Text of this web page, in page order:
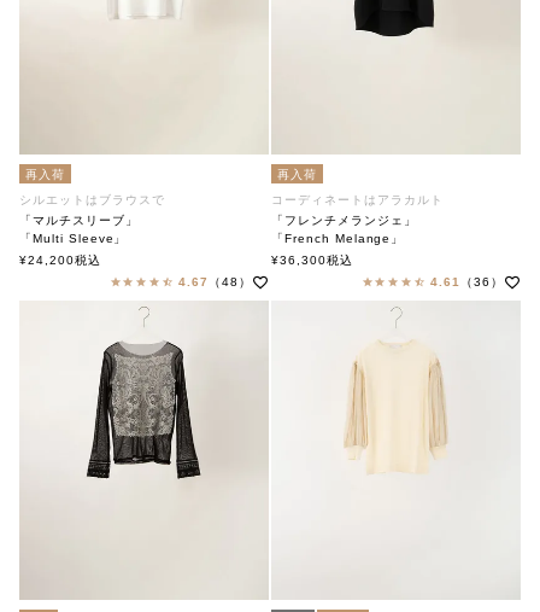
再入荷
シルエットはブラウスで
「マルチスリーブ」
「Multi Sleeve」
soutiencollar（ステンカラー）
¥24,200税込
4.67
（48）
再入荷
コーディネートはアラカルト
「フレンチメランジェ」
「French Melange」
soutiencollar（ステンカラー）
¥36,300税込
4.61
（36）